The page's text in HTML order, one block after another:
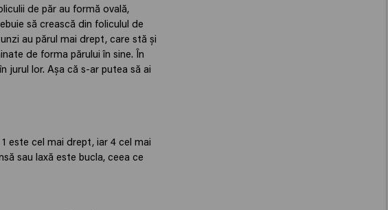
de păr au formă ovală,
să crească din foliculul de
au părul mai drept, care stă și
de forma părului în sine. În
jurul lor. Așa că s-ar putea să ai
este cel mai drept, iar 4 cel mai
sau laxă este bucla, ceea ce